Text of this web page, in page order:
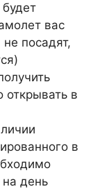
вас
посадят,
открывать в
в
день